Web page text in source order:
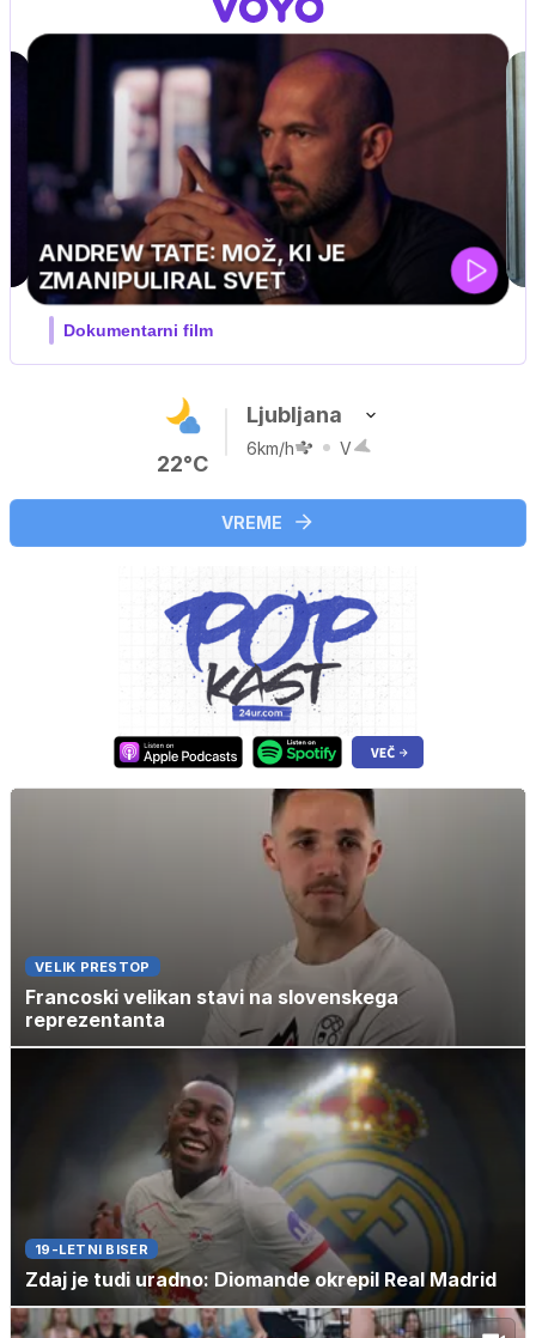
MOJ PRIJATELJ PINGVIN
Film meseca / družinski, pustolovski
22°C
Ljubljana
6km/h V
VREME
VELIK PRESTOP
Francoski velikan stavi na slovenskega
reprezentanta
19-LETNI BISER
Zdaj je tudi uradno: Diomande okrepil Real Madrid